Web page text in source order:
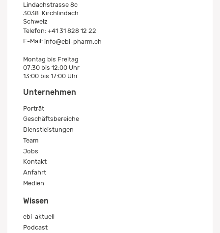
Lindachstrasse 8c
3038 Kirchlindach
Schweiz
Telefon: +41 31 828 12 22
E-Mail: info@ebi-pharm.ch
Montag bis Freitag
07:30 bis 12:00 Uhr
13:00 bis 17:00 Uhr
Unternehmen
Porträt
Geschäftsbereiche
Dienstleistungen
Team
Jobs
Kontakt
Anfahrt
Medien
Wissen
ebi-aktuell
Podcast